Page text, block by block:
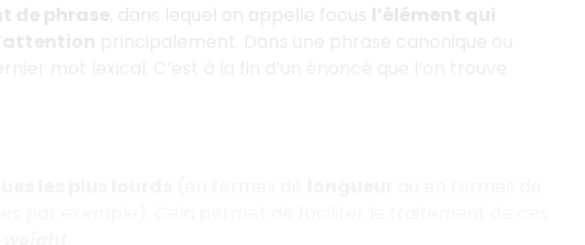
de phrase , dans lequel on appelle focus l’élément qui